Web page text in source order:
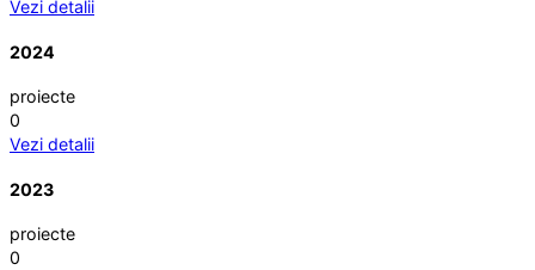
Vezi detalii
2024
proiecte
0
Vezi detalii
2023
proiecte
0